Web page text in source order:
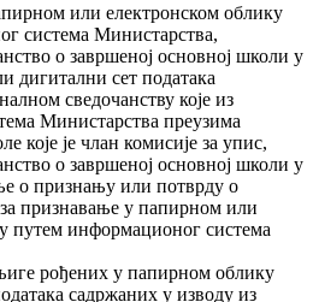
или електронском облику
система Министарства,
о завршеној основној школи у
дигитални сет података
сведочанству које из
Министарства преузима
које је члан комисије за упис,
о завршеној основној школи у
о признању или потврду о
признавање у папирном или
путем информационог система
рођених у папирном облику
садржаних у изводу из